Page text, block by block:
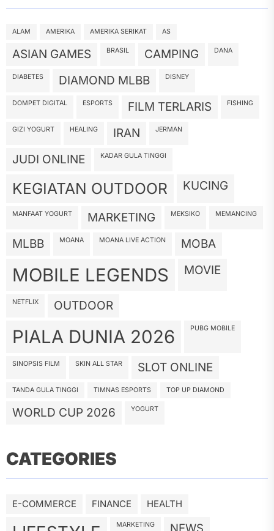
ALAM AMERIKA AMERIKA SERIKAT AS
ASIAN GAMES BRASIL CAMPING DANA
DIABETES DIAMOND MLBB DISNEY
DOMPET DIGITAL ESPORTS FILM TERLARIS FISHING
GIZI YOGURT HEALING IRAN JERMAN
JUDI ONLINE KADAR GULA TINGGI
KEGIATAN OUTDOOR KUCING
MANFAAT YOGURT MARKETING MEKSIKO MEMANCING
MLBB MOANA MOANA LIVE ACTION MOBA
MOBILE LEGENDS MOVIE
NETFLIX OUTDOOR
PIALA DUNIA 2026 PUBG MOBILE
SINOPSIS FILM SKIN ALL STAR SLOT ONLINE
TANDA GULA TINGGI TIMNAS ESPORTS TOP UP DIAMOND
WORLD CUP 2026 YOGURT
CATEGORIES
E-COMMERCE FINANCE HEALTH
MARKETING NEWS